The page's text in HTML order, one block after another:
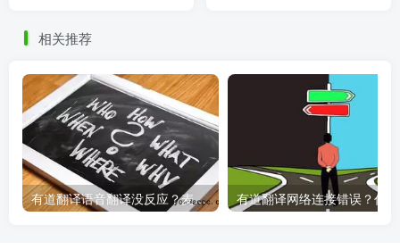
相关推荐
有道翻译语音翻译没反应？麦克风权限设置指南